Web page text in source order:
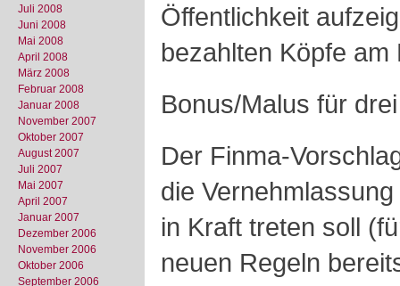
Juli 2008
Juni 2008
Mai 2008
April 2008
März 2008
Februar 2008
Januar 2008
November 2007
Oktober 2007
August 2007
Juli 2007
Mai 2007
April 2007
Januar 2007
Dezember 2006
November 2006
Oktober 2006
September 2006
Öffentlichkeit
bezahlten Köpfe
Bonus/Malus für
Der Finma-
die
in Kraft treten soll
neuen Regeln